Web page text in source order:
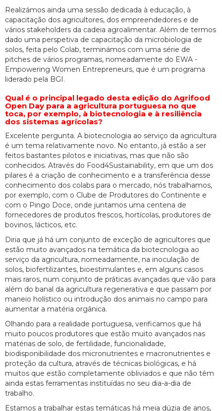
Realizámos ainda uma sessão dedicada à educação, à
capacitação dos agricultores, dos empreendedores e de
vários stakeholders da cadeia agroalimentar. Além de termos
dado uma perspetiva de capacitação da microbiologia de
solos, feita pelo Colab, terminámos com uma série de
pitches de vários programas, nomeadamente do EWA -
Empowering Women Entrepreneurs, que é um programa
liderado pela BGI.
Qual é o principal legado desta edição do Agrifood
Open Day para a agricultura portuguesa no que
toca, por exemplo, à biotecnologia e à resiliência
dos sistemas agrícolas?
Excelente pergunta. A biotecnologia ao serviço da agricultura
é um tema relativamente novo. No entanto, já estão a ser
feitos bastantes pilotos e iniciativas, mas que não são
conhecidos. Através do Food4Sustainability, em que um dos
pilares é a criação de conhecimento e a transferência desse
conhecimento dos colabs para o mercado, nós trabalhamos,
por exemplo, com o Clube de Produtores do Continente e
com o Pingo Doce, onde juntamos uma centena de
fornecedores de produtos frescos, hortícolas, produtores de
bovinos, lácticos, etc.
Diria que já há um conjunto de exceção de agricultores que
estão muito avançados na temática da biotecnologia ao
serviço da agricultura, nomeadamente, na inoculação de
solos, biofertilizantes, bioestimulantes e, em alguns casos
mais raros, num conjunto de práticas avançadas que vão para
além do banal da agricultura regenerativa e que passam por
maneio holístico ou introdução dos animais no campo para
aumentar a matéria orgânica.
Olhando para a realidade portuguesa, verificamos que há
muito poucos produtores que estão muito avançados nas
matérias de solo, de fertilidade, funcionalidade,
biodisponibilidade dos micronutrientes e macronutrientes e
proteção da cultura, através de técnicas biológicas, e há
muitos que estão completamente obliviados e que não têm
ainda estas ferramentas instituídas no seu dia-a-dia de
trabalho.
Estamos a trabalhar estas temáticas há meia dúzia de anos,